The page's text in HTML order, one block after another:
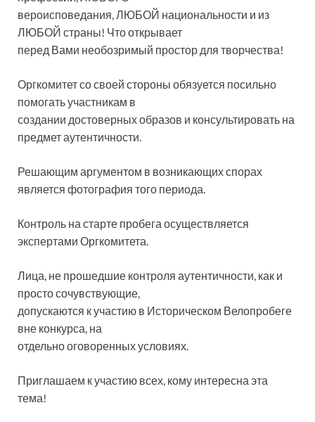
вероисповедания, ЛЮБОЙ национальности и из
ЛЮБОЙ страны! Что открывает
перед Вами необозримый простор для творчества!
Оргкомитет со своей стороны обязуется посильно
помогать участникам в
создании достоверных образов и консультировать на
предмет аутентичности.
Решающим аргументом в возникающих спорах
является фотография того периода.
Контроль на старте пробега осуществляется
экспертами Оргкомитета.
Лица, не прошедшие контроля аутентичности, как и
просто сочувствующие,
допускаются к участию в Историческом Велопробеге
вне конкурса, на
отдельно оговоренных условиях.
Приглашаем к участию всех, кому интересна эта
тема!